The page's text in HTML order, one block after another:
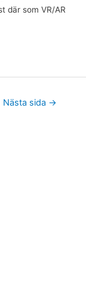
där som VR/AR
Nästa sida →